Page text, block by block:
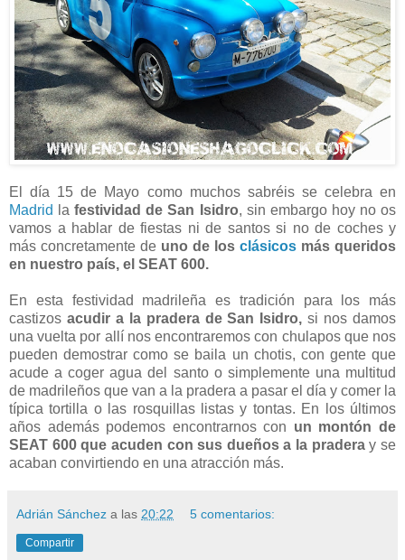
El día 15 de Mayo como muchos sabréis se celebra en
Madrid
lafestividad de San Isidro, sin embargo hoy no os
vamos a hablar de fiestas ni de santos si no de coches y
más concretamente de uno de los clásicos más queridos
en nuestro país, el SEAT 600.
En esta festividad madrileña es tradición para los más
castizos acudir a la pradera de San Isidro, si nos damos
una vuelta por allí nos encontraremos con chulapos que nos
pueden demostrar como se baila un chotis, con gente que
acude a coger agua del santo o simplemente una multitud
de madrileños que van a la pradera a pasar el día y comer la
típica tortilla o las rosquillas listas y tontas. En los últimos
años además podemos encontrarnos con un montón de
SEAT 600 que acuden con sus dueños a la praderay se
acaban convirtiendo en una atracción más.
Adrián Sánchez a las 20:22 5 comentarios:
Compartir